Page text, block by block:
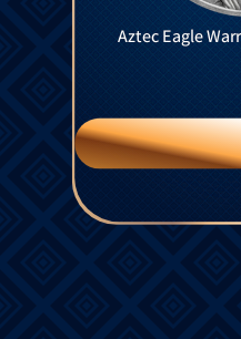
Aztec Eagle